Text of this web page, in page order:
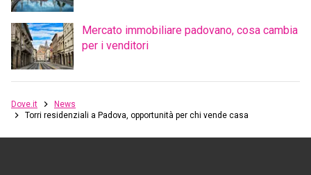
Mercato immobiliare padovano, cosa cambia
per i venditori
Dove.it
News
Torri residenziali a Padova, opportunità per chi vende casa